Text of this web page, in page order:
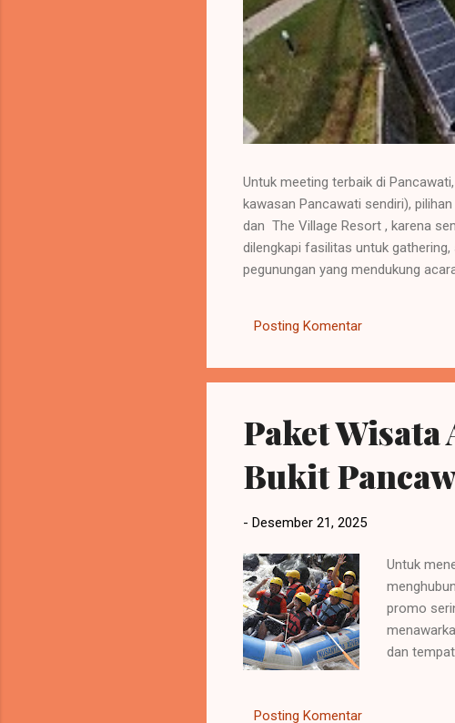
Untuk meeting terbaik di
kawasan Pancawati sendiri),
dan The Village Resort , karena
dilengkapi fasilitas untuk
pegunungan yang mendukung
meeting/aula, seperti Villa Bukit
hingga ruang meeting kecil untuk
Posting Komentar
Paket
Bukit
- Desember 21, 2025
Untuk
promo
dan
kunjungi
Posting Komentar